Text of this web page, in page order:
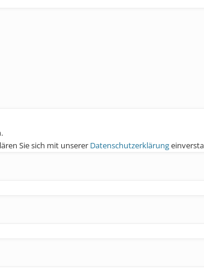
Sie sich mit unserer Datenschutzerklärung